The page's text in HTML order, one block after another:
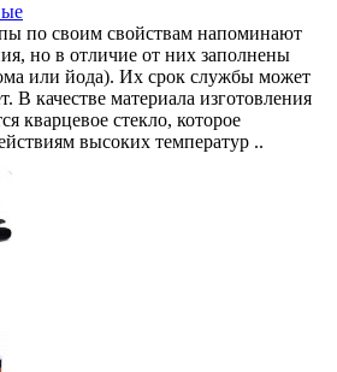
по своим свойствам напоминают
но в отличие от них заполнены
или йода). Их срок службы может
В качестве материала изготовления
кварцевое стекло, которое
высоких температур ..